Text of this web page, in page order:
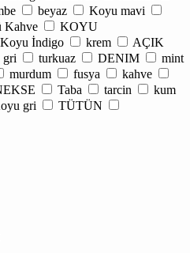
beyaz
Koyu mavi
Kahve
KOYU
Koyu İndigo krem
AÇIK
gri turkuaz DENIM
mint
murdum fusya
kahve
Taba tarcin
kum
gri TÜTÜN